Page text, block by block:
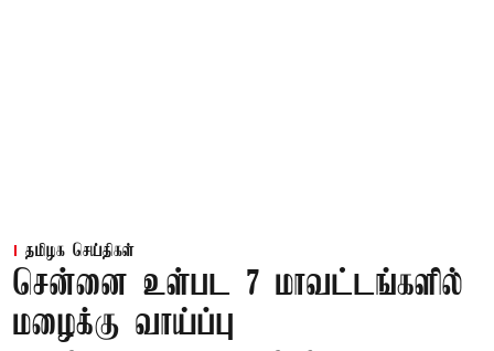
தமிழக செய்திகள்
சென்னை உள்பட 7 மாவட்டங்களில்
மழைக்கு வாய்ப்பு